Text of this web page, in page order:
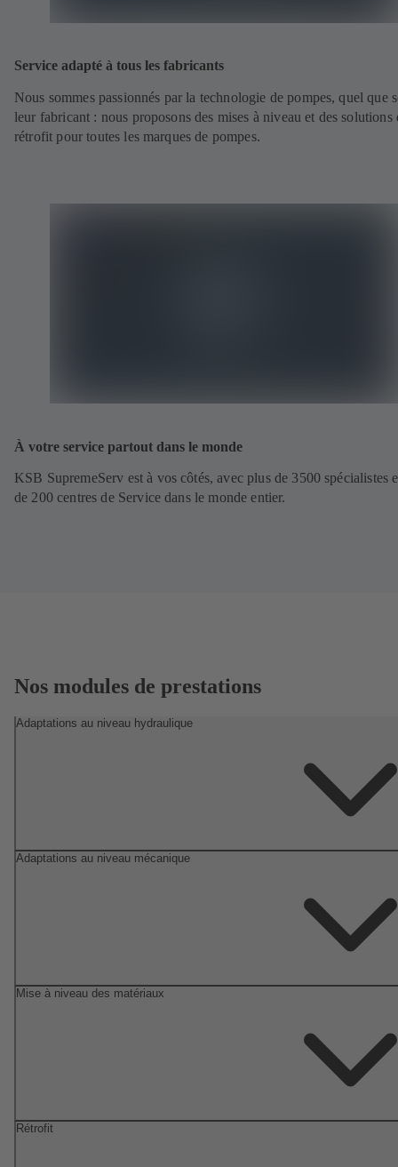
Service adapté à tous les fabricants
Nous sommes passionnés par la technologie de pompes, quel que
leur fabricant : nous proposons des mises à niveau et des solutions
rétrofit pour toutes les marques de pompes.
À votre service partout dans le monde
KSB SupremeServ est à vos côtés, avec plus de 3500 spécialistes
de 200 centres de Service dans le monde entier.
Nos modules de prestations
Adaptations au niveau hydraulique
Adaptations au niveau mécanique
Mise à niveau des matériaux
Rétrofit